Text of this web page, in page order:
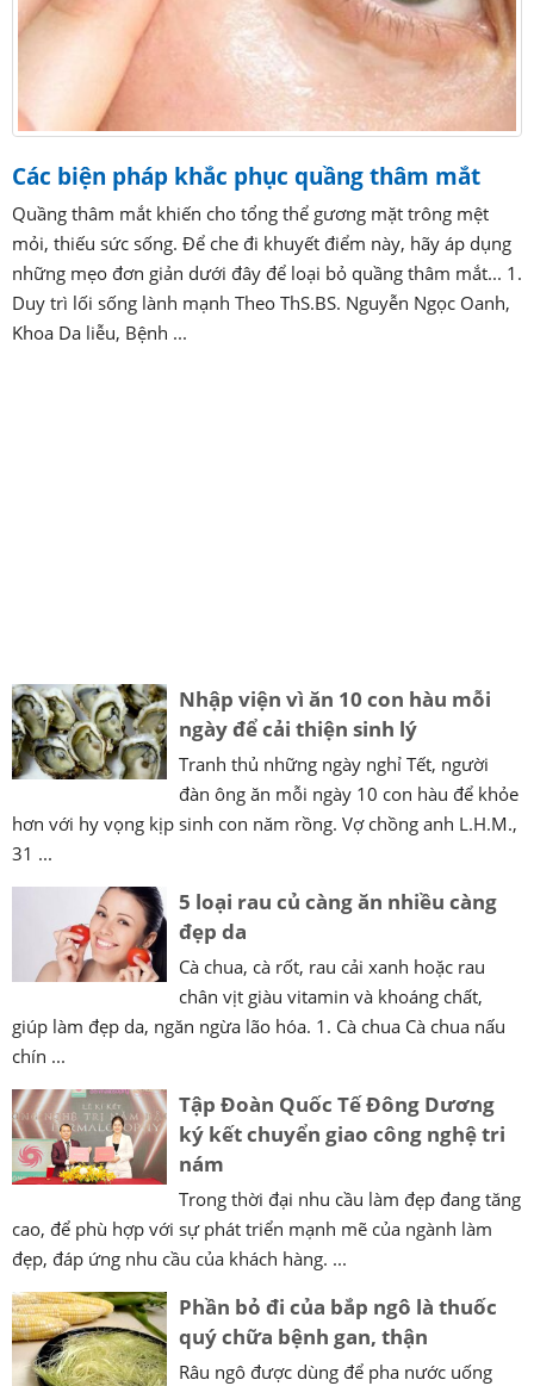
Các biện pháp khắc phục quầng thâm mắt
Quầng thâm mắt khiến cho tổng thể gương mặt trông mệt
mỏi, thiếu sức sống. Để che đi khuyết điểm này, hãy áp dụng
những mẹo đơn giản dưới đây để loại bỏ quầng thâm mắt... 1.
Duy trì lối sống lành mạnh Theo ThS.BS. Nguyễn Ngọc Oanh,
Khoa Da liễu, Bệnh ...
Nhập viện vì ăn 10 con hàu mỗi
ngày để cải thiện sinh lý
Tranh thủ những ngày nghỉ Tết, người
đàn ông ăn mỗi ngày 10 con hàu để khỏe
hơn với hy vọng kịp sinh con năm rồng. Vợ chồng anh L.H.M.,
31 ...
5 loại rau củ càng ăn nhiều càng
đẹp da
Cà chua, cà rốt, rau cải xanh hoặc rau
chân vịt giàu vitamin và khoáng chất,
giúp làm đẹp da, ngăn ngừa lão hóa. 1. Cà chua Cà chua nấu
chín ...
Tập Đoàn Quốc Tế Đông Dương
ký kết chuyển giao công nghệ tri
nám
Trong thời đại nhu cầu làm đẹp đang tăng
cao, để phù hợp với sự phát triển mạnh mẽ của ngành làm
đẹp, đáp ứng nhu cầu của khách hàng. ...
Phần bỏ đi của bắp ngô là thuốc
quý chữa bệnh gan, thận
Râu ngô được dùng để pha nước uống